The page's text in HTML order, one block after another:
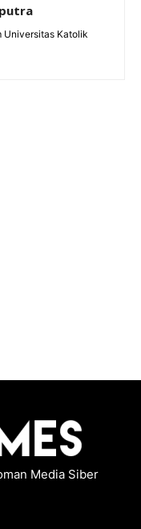
Universitas Katolik
Media Siber